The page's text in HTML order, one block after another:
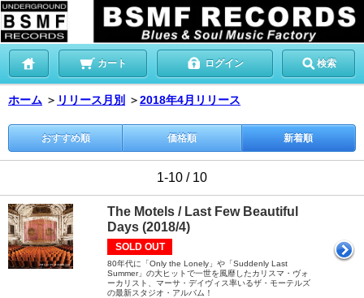
カート ログイン 検索
ホーム ＞ リリース月別 ＞2018年4月リリース
おすすめ順 価格順 新着順
1-10 / 10
The Motels / Last Few Beautiful
Days (2018/4)
SOLD OUT
80年代に「Only the Lonely」や「Suddenly Last
Summer」の大ヒットで一世を風靡したカリスマ・ヴォ
ーカリスト、マーサ・デイヴィス率いるザ・モーテルズ
の最新スタジオ・アルバム！